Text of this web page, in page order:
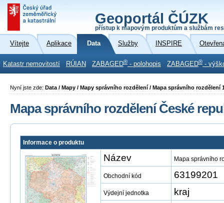
Geoportál ČÚZK
přístup k mapovým produktům a službám
Vítejte Aplikace Data Služby INSPIRE
Katastr nemovitostí RÚIAN ZABAGED® - polohopis ZABAGED® -
Nyní jste zde: Data / Mapy / Mapy správního rozdělení / Mapa správního rozdělení
Mapa správního rozdělení České
Informace o produktu
Název Mapa správního
Obchodní kód 63199201
Výdejní jednotka kraj